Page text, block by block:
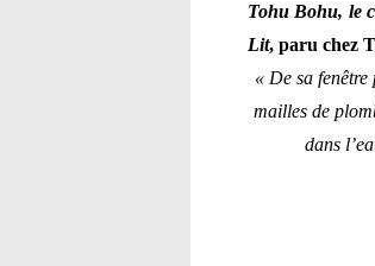
Tohu Bohu, le
Lit, paru chez
« De sa fenêtre
mailles de
dans